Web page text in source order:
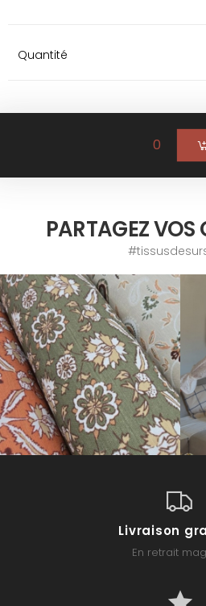
Quantité
0
PARTAGEZ VOS
Livraison
En retrait